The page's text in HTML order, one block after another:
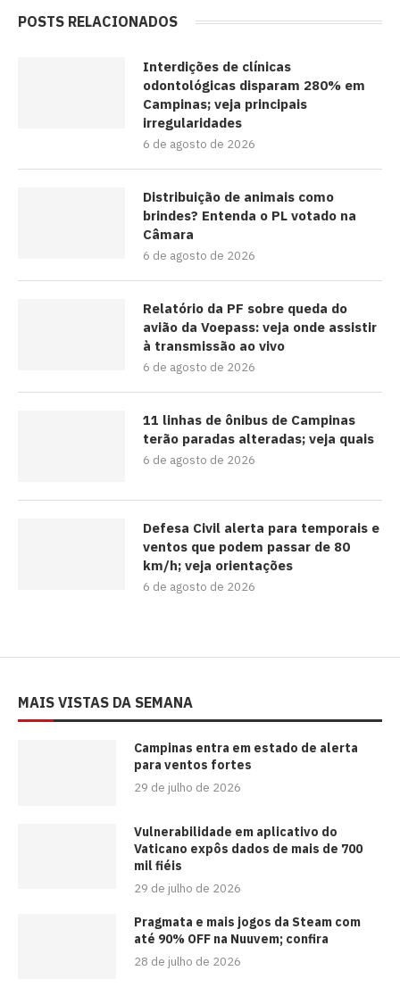
POSTS RELACIONADOS
Interdições de clínicas
odontológicas disparam 280% em
Campinas; veja principais
irregularidades
6 de agosto de 2026
Distribuição de animais como
brindes? Entenda o PL votado na
Câmara
6 de agosto de 2026
Relatório da PF sobre queda do
avião da Voepass: veja onde assistir
à transmissão ao vivo
6 de agosto de 2026
11 linhas de ônibus de Campinas
terão paradas alteradas; veja quais
6 de agosto de 2026
Defesa Civil alerta para temporais e
ventos que podem passar de 80
km/h; veja orientações
6 de agosto de 2026
MAIS VISTAS DA SEMANA
Campinas entra em estado de alerta
para ventos fortes
29 de julho de 2026
Vulnerabilidade em aplicativo do
Vaticano expôs dados de mais de 700
mil fiéis
29 de julho de 2026
Pragmata e mais jogos da Steam com
até 90% OFF na Nuuvem; confira
28 de julho de 2026